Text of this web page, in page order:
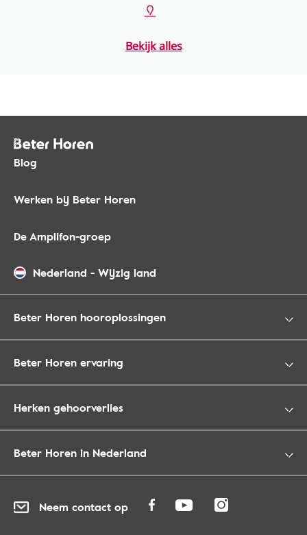
Bekijk alles
Blog
Werken bij Beter Horen
De Amplifon-groep
Nederland - Wijzig land
Beter Horen hooroplossingen
Beter Horen ervaring
Herken gehoorverlies
Beter Horen in Nederland
Neem contact op